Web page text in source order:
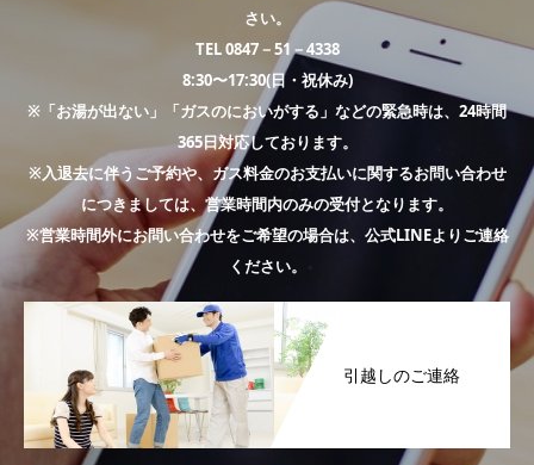
さい。
TEL 0847－51－4338
8:30〜17:30(日・祝休み)
※「お湯が出ない」「ガスのにおいがする」などの緊急時は、24時間
365日対応しております。
※入退去に伴うご予約や、ガス料金のお支払いに関するお問い合わせ
につきましては、営業時間内のみの受付となります。
※営業時間外にお問い合わせをご希望の場合は、公式LINEよりご連絡
ください。
引越しのご連絡